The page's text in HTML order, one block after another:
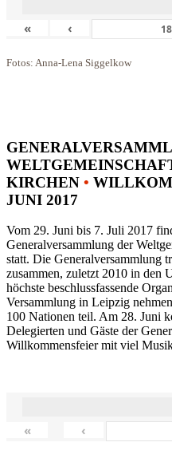
« ‹
Fotos: Anna-Lena Siggelkow
KIRCHEN •
JUNI 2017
Vom 29. Juni bis 7. Juli 2017
Generalversammlung der
statt. Die Generalversammlung
zusammen, zuletzt 2010 in den
höchste beschlussfassende
Versammlung in Leipzig
100 Nationen teil. Am 28. Juni
Delegierten und Gäste der
Willkommensfeier mit viel
« ‹